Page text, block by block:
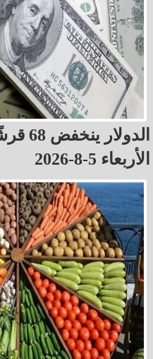
الأربعاء 5-8-2026